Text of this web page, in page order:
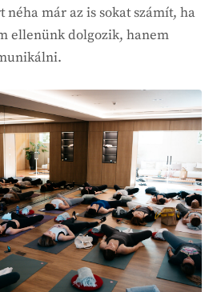
már az is sokat számít, ha
ellenünk dolgozik, hanem